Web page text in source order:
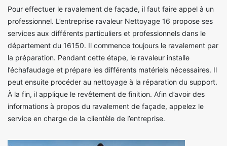
Pour effectuer le ravalement de façade, il faut faire appel à un
professionnel. L’entreprise ravaleur Nettoyage 16 propose ses
services aux différents particuliers et professionnels dans le
département du 16150. Il commence toujours le ravalement par
la préparation. Pendant cette étape, le ravaleur installe
l’échafaudage et prépare les différents matériels nécessaires. Il
peut ensuite procéder au nettoyage à la réparation du support.
À la fin, il applique le revêtement de finition. Afin d’avoir des
informations à propos du ravalement de façade, appelez le
service en charge de la clientèle de l’entreprise.